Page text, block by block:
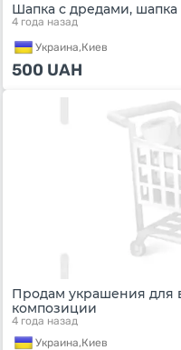
Шапка с дредами,
4 года назад
Украина,Киев
500 UAH
Продам украшения для
композиции
4 года назад
Украина,Киев